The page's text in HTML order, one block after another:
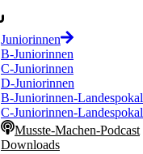
Juniorinnen
B-Juniorinnen
C-Juniorinnen
D-Juniorinnen
B-Juniorinnen-Landespokal
C-Juniorinnen-Landespokal
Musste-Machen-Podcast
Downloads